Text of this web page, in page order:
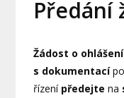
Předání
Žádost o
s dokumentací
řízení předejte na